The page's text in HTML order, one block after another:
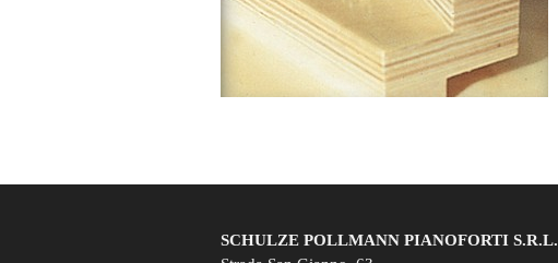
SCHULZE POLLMANN PIANOFORTI S.R.L.